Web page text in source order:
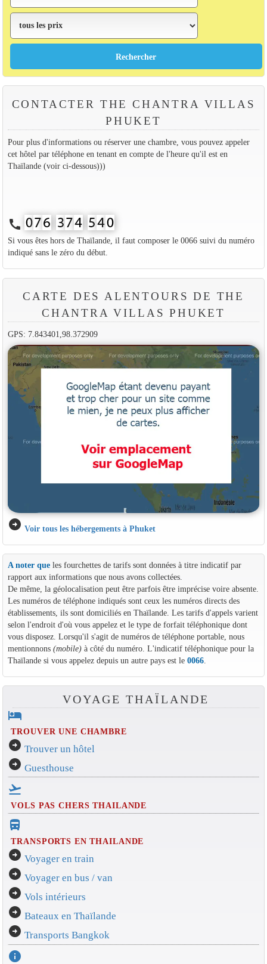
CONTACTER THE CHANTRA VILLAS
PHUKET
Pour plus d'informations ou réserver une chambre, vous pouvez appeler
cet hôtel par téléphone en tenant en compte de l'heure qu'il est en
Thaïlande (voir ci-dessous)))
call
Si vous êtes hors de Thaïlande, il faut composer le 0066 suivi du numéro
indiqué sans le zéro du début.
CARTE DES ALENTOURS DE THE
CHANTRA VILLAS PHUKET
GPS: 7.843401,98.372909
arrow_circle_right Voir tous les hébergements à Phuket
A noter queles fourchettes de tarifs sont données à titre indicatif par
rapport aux informations que nous avons collectées.
De même, la géolocalisation peut être parfois être imprécise voire absente.
Les numéros de téléphone indiqués sont ceux les numéros directs des
établissements, ils sont domiciliés en Thaïlande. Les tarifs d'appels varient
selon l'endroit d'où vous appelez et le type de forfait téléphonique dont
vous disposez. Lorsqu'il s'agit de numéros de téléphone portable, nous
mentionnons (mobile)à côté du numéro. L'indicatif téléphonique pour la
Thaïlande si vous appelez depuis un autre pays est le 0066.
VOYAGE THAÏLANDE
hotel
TROUVER UNE CHAMBRE
arrow_circle_right Trouver un hôtel
arrow_circle_right Guesthouse
flight_takeoff
VOLS PAS CHERS THAILANDE
directions_bus_filled
TRANSPORTS EN THAILANDE
arrow_circle_right Voyager en train
arrow_circle_right Voyager en bus / van
arrow_circle_right Vols intérieurs
arrow_circle_right Bateaux en Thaïlande
arrow_circle_right Transports Bangkok
info